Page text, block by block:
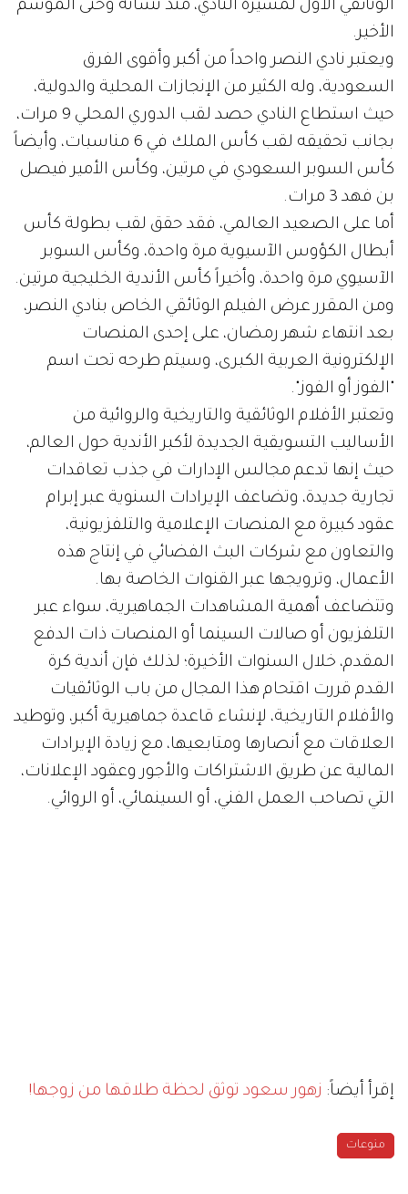
الوثائقي الأول لمسيرة النادي، منذ نشأته وحتى الموسم
الأخير.
ويعتبر نادي النصر واحداً من أكبر وأقوى الفرق
السعودية، وله الكثير من الإنجازات المحلية والدولية،
حيث استطاع النادي حصد لقب الدوري المحلي 9 مرات،
بجانب تحقيقه لقب كأس الملك في 6 مناسبات، وأيضاً
كأس السوبر السعودي في مرتين، وكأس الأمير فيصل
بن فهد 3 مرات.
أما على الصعيد العالمي، فقد حقق لقب بطولة كأس
أبطال الكؤوس الآسيوية مرة واحدة، وكأس السوبر
الآسيوي مرة واحدة، وأخيراً كأس الأندية الخليجية مرتين.
ومن المقرر عرض الفيلم الوثائقي الخاص بنادي النصر،
بعد انتهاء شهر رمضان، على إحدى المنصات
الإلكترونية العربية الكبرى، وسيتم طرحه تحت اسم
"الفوز أو الفوز".
وتعتبر الأفلام الوثائقية والتاريخية والروائية من
الأساليب التسويقية الجديدة لأكبر الأندية حول العالم،
حيث إنها تدعم مجالس الإدارات في جذب تعاقدات
تجارية جديدة، وتضاعف الإيرادات السنوية عبر إبرام
عقود كبيرة مع المنصات الإعلامية والتلفزيونية،
والتعاون مع شركات البث الفضائي في إنتاج هذه
الأعمال، وترويجها عبر القنوات الخاصة بها.
وتتضاعف أهمية المشاهدات الجماهيرية، سواء عبر
التلفزيون أو صالات السينما أو المنصات ذات الدفع
المقدم، خلال السنوات الأخيرة؛ لذلك فإن أندية كرة
القدم قررت اقتحام هذا المجال من باب الوثائقيات
والأفلام التاريخية، لإنشاء قاعدة جماهيرية أكبر، وتوطيد
العلاقات مع أنصارها ومتابعيها، مع زيادة الإيرادات
المالية عن طريق الاشتراكات والأجور وعقود الإعلانات،
التي تصاحب العمل الفني، أو السينمائي، أو الروائي.
إقرأ أيضاً: زهور سعود توثق لحظة طلاقها من زوجها!
منوعات